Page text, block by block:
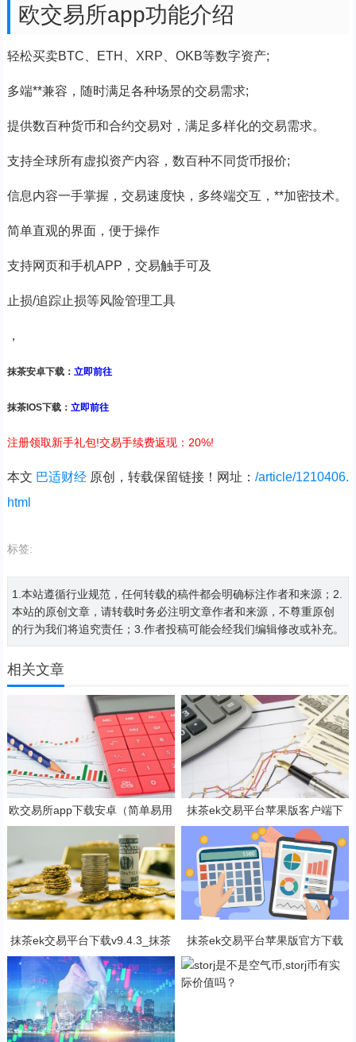
欧交易所app功能介绍
轻松买卖BTC、ETH、XRP、OKB等数字资产;
多端**兼容，随时满足各种场景的交易需求;
提供数百种货币和合约交易对，满足多样化的交易需求。
支持全球所有虚拟资产内容，数百种不同货币报价;
信息内容一手掌握，交易速度快，多终端交互，**加密技术。
简单直观的界面，便于操作
支持网页和手机APP，交易触手可及
止损/追踪止损等风险管理工具
，
抹茶安卓下载： 立即前往
抹茶IOS下载： 立即前往
注册领取新手礼包!交易手续费返现：20%!
本文 巴适财经原创，转载保留链接！网址： /article/1210406.
html
标签:
1.本站遵循行业规范，任何转载的稿件都会明确标注作者和来源；2.
本站的原创文章，请转载时务必注明文章作者和来源，不尊重原创
的行为我们将追究责任；3.作者投稿可能会经我们编辑修改或补充。
相关文章
欧交易所app下载安卓（简单易用
的数字货币交易app）
抹茶ek交易平台苹果版客户端下
载 抹茶ek挖矿软件官方地址
抹茶ek交易平台下载v9.4.3_抹茶
交易软件免费下载
抹茶ek交易平台苹果版官方下载